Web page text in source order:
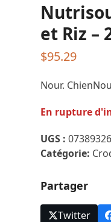
et Riz –
$95.29
Nour.
En rupture
UGS :
Catégorie:
Partager
Twitter